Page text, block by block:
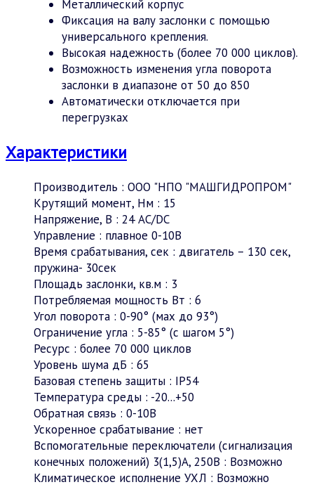
Металлический корпус
Фиксация на валу заслонки с помощью
универсального крепления.
Высокая надежность (более 70 000 циклов).
Возможность изменения угла поворота
заслонки в диапазоне от 50 до 850
Автоматически отключается при
перегрузках
Характеристики
Производитель : ООО "НПО "МАШГИДРОПРОМ"
Крутящий момент, Нм : 15
Напряжение, В : 24 АC/DC
Управление : плавное 0-10В
Время срабатывания, сек : двигатель – 130 сек,
пружина- 30сек
Площадь заслонки, кв.м : 3
Потребляемая мощность Вт : 6
Угол поворота : 0-90° (мах до 93°)
Ограничение угла : 5-85° (c шагом 5°)
Ресурс : более 70 000 циклов
Уровень шума дБ : 65
Базовая степень защиты : IP54
Температура среды : -20...+50
Обратная связь : 0-10В
Ускоренное срабатывание : нет
Вспомогательные переключатели (сигнализация
конечных положений) 3(1,5)А, 250В : Возможно
Климатическое исполнение УХЛ : Возможно